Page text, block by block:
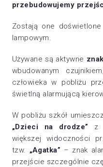
przebudowujemy
Zostają one
lampowym.
Używane są aktywne
wbudowanym
człowieka w pobliżu
świetlną alarmującą
W pobliżu szkół
„Dzieci na drodze” z
większej widoczności
tzw. „Agatka” – znak
przejście szczególnie